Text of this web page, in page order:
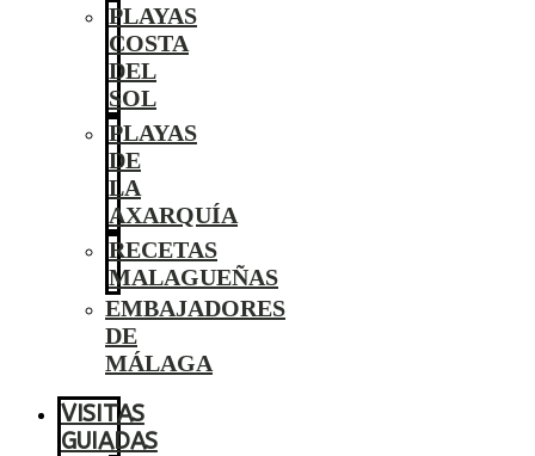
PLAYAS
COSTA
DEL
SOL
PLAYAS
DE
LA
AXARQUÍA
RECETAS
MALAGUEÑAS
EMBAJADORES
DE
MÁLAGA
VISITAS
GUIADAS